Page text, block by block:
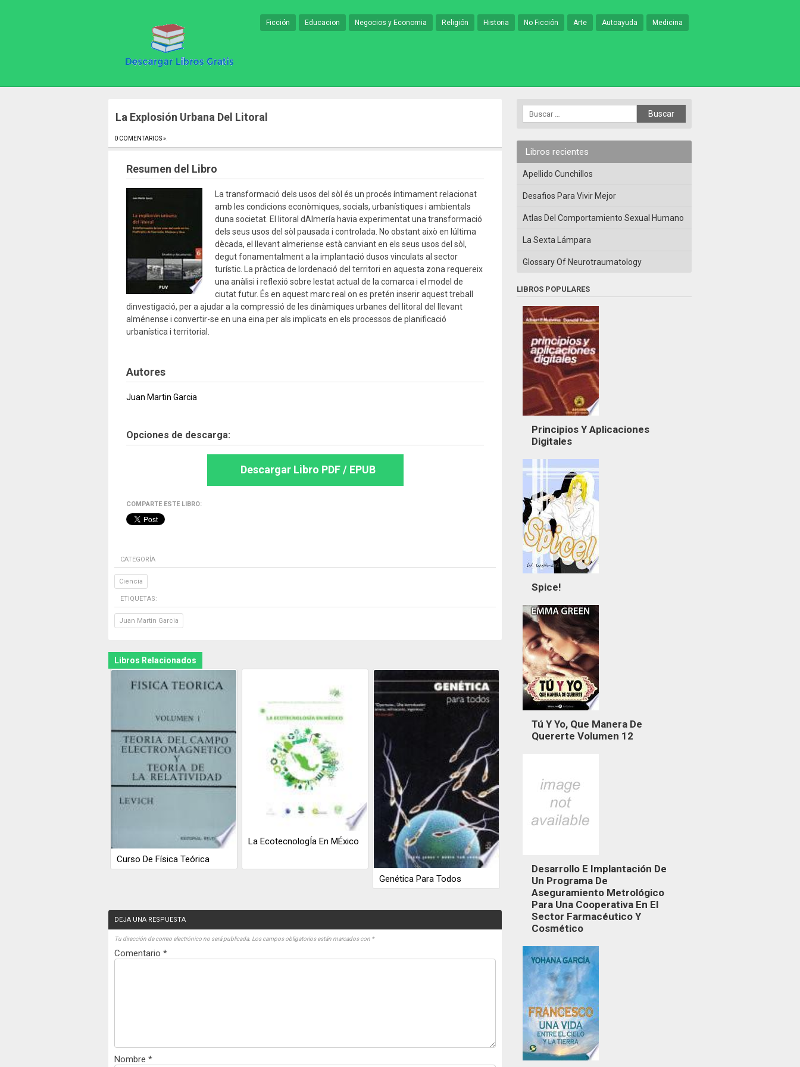
Ficción Educacion Negocios y Economia Religión Historia No Ficción Arte Autoayuda Medicina
La Explosión Urbana Del Litoral
0 COMENTARIOS »
Resumen del Libro
La transformació dels usos del sòl és un procés íntimament relacionat
amb les condicions econòmiques, socials, urbanístiques i ambientals
duna societat. El litoral dAlmería havia experimentat una transformació
dels seus usos del sòl pausada i controlada. No obstant això en lúltima
dècada, el llevant almeriense està canviant en els seus usos del sòl,
degut fonamentalment a la implantació dusos vinculats al sector
turístic. La pràctica de lordenació del territori en aquesta zona requereix
una anàlisi i reflexió sobre lestat actual de la comarca i el model de
ciutat futur. És en aquest marc real on es pretén inserir aquest treball
dinvestigació, per a ajudar a la compressió de les dinàmiques urbanes del litoral del llevant
alménense i convertir-se en una eina per als implicats en els processos de planificació
urbanística i territorial.
Autores
Juan Martin Garcia
Opciones de descarga:
Descargar Libro PDF / EPUB
COMPARTE ESTE LIBRO:
CATEGORÍA
Ciencia
ETIQUETAS:
Juan Martin Garcia
Libros Relacionados
Curso De Física Teórica
La EcotecnologÍa En MÉxico
Genética Para Todos
DEJA UNA RESPUESTA
Tu dirección de correo electrónico no será publicada. Los campos obligatorios están marcados con *
Comentario *
Nombre *
Libros recientes
Apellido Cunchillos
Desafios Para Vivir Mejor
Atlas Del Comportamiento Sexual Humano
La Sexta Lámpara
Glossary Of Neurotraumatology
LIBROS POPULARES
Principios Y Aplicaciones
Digitales
Spice!
Tú Y Yo, Que Manera De
Quererte Volumen 12
Desarrollo E Implantación De
Un Programa De
Aseguramiento Metrológico
Para Una Cooperativa En El
Sector Farmacéutico Y
Cosmético